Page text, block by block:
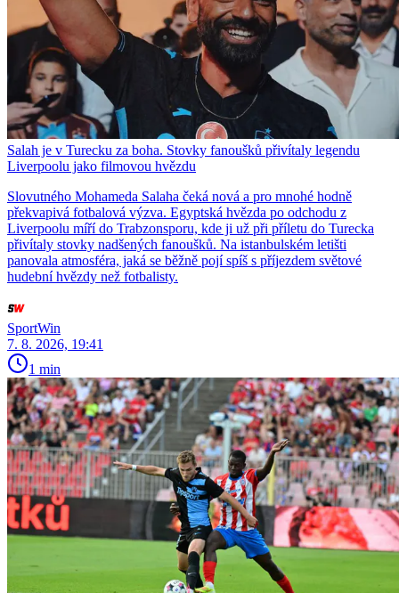
Salah je v Turecku za boha. Stovky fanoušků přivítaly legendu
Liverpoolu jako filmovou hvězdu
Slovutného Mohameda Salaha čeká nová a pro mnohé hodně
překvapivá fotbalová výzva. Egyptská hvězda po odchodu z
Liverpoolu míří do Trabzonsporu, kde ji už při příletu do Turecka
přivítaly stovky nadšených fanoušků. Na istanbulském letišti
panovala atmosféra, jaká se běžně pojí spíš s příjezdem světové
hudební hvězdy než fotbalisty.
SportWin
7. 8. 2026, 19:41
1 min